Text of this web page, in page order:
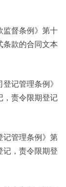
督条例》第十
条款的合同文本
记管理条例》
，责令限期登记
管理条例》第
记，责令限期登